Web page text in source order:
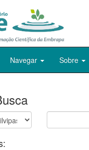
Navegar Sobre